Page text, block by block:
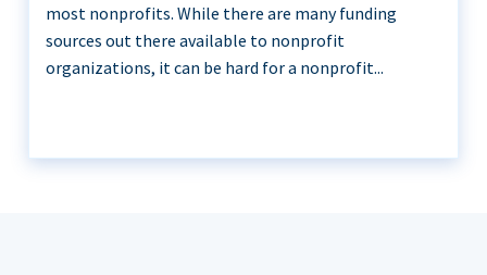
most nonprofits. While there are many funding
sources out there available to nonprofit
organizations, it can be hard for a nonprofit...